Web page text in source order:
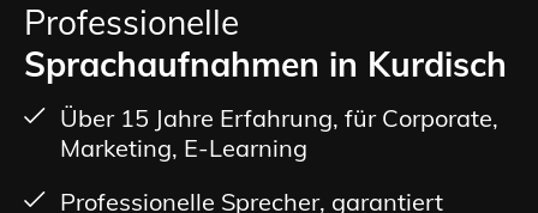
Professionelle
Sprachaufnahmen in Kurdisch
Über 15 Jahre Erfahrung, für Corporate,
Marketing, E-Learning
Professionelle Sprecher, garantiert